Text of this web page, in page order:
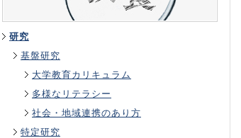
研究
基盤研究
大学教育カリキュラム
多様なリテラシー
社会・地域連携のあり方
特定研究